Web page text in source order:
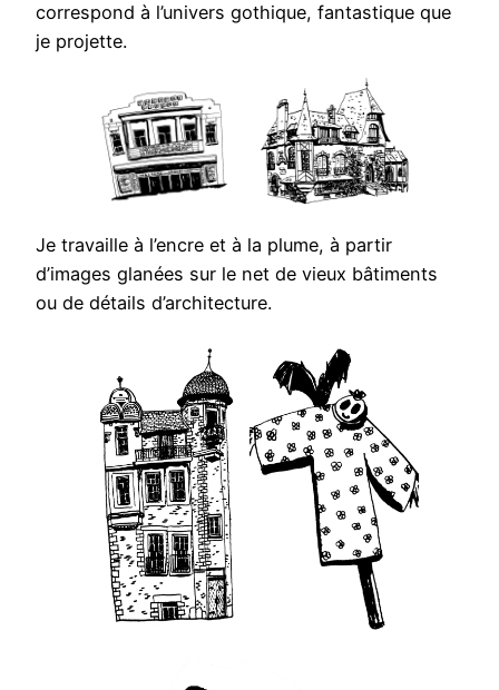
correspond à l’univers gothique, fantastique que
je projette.
Je travaille à l’encre et à la plume, à partir
d’images glanées sur le net de vieux bâtiments
ou de détails d’architecture.